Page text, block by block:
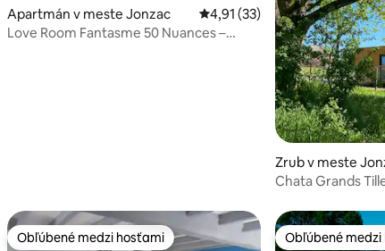
4,96 z 5, počet hodnotení: 23
Apartmán v meste Jonzac Priemerné ohodnotenie 4,91
4,91 (33)
Love Room Fantasme 50 Nuances –
Zrub v meste
Chata Grands
Obľúbené medzi hosťami
Obľúbené medzi hosťami Obľúbené
Obľúbené